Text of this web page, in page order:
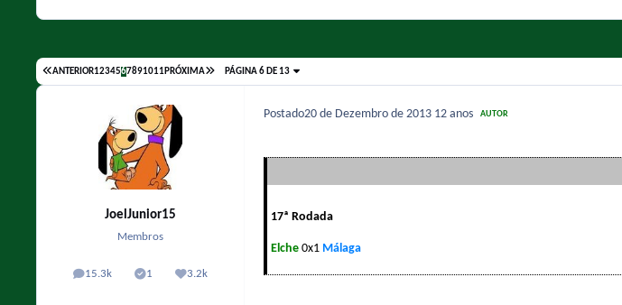
ANTERIOR1234567891011PRÓXIMA PÁGINA 6 DE 13
JoelJunior15
Membros
15.3k
posts 1
Solutions3.2k
Reputação
Postado20 de Dezembro de 2013 12 anos AUTOR
17ª Rodada
Elche 0x1 Málaga